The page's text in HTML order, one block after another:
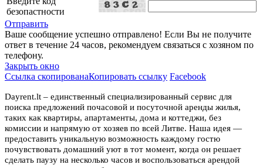
безопастности
Отправить
Ваше сообщение успешно отправлено! Если Вы не получите
ответ в течение 24 часов, рекомендуем связаться с хозяном по
телефону.
Закрыть окно
Ссылка скопированаКопировать ссылку Facebook
Dayrent.lt – единственный специализированный сервис для
поиска предложений почасовой и посуточной аренды жилья,
таких как квартиры, апартаменты, дома и коттеджи, без
комиссии и напрямую от хозяев по всей Литве. Наша идея —
предоставить уникальную возможность каждому гостю
почувствовать домашний уют в тот момент, когда он решает
сделать паузу на несколько часов и воспользоваться арендой